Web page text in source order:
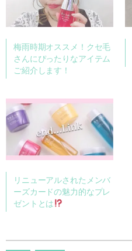
梅雨時期オススメ！クセ毛
さんにぴったりなアイテム
ご紹介します！
リニューアルされたメンバ
ーズカードの魅力的なプレ
ゼントとは